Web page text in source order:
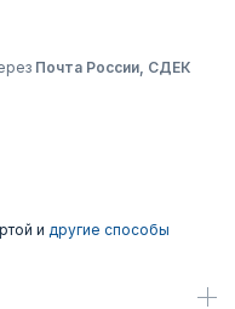
Почта России, СДЕК
и другие способы